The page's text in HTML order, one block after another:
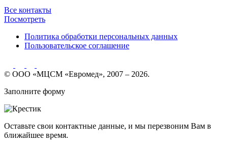
Все контакты
Посмотреть
Политика обработки персональных данных
Пользовательское соглашение
© ООО «МЦСМ «Евромед», 2007 – 2026.
Заполните форму
Оставьте свои контактные данные, и мы перезвоним Вам в
ближайшее время.